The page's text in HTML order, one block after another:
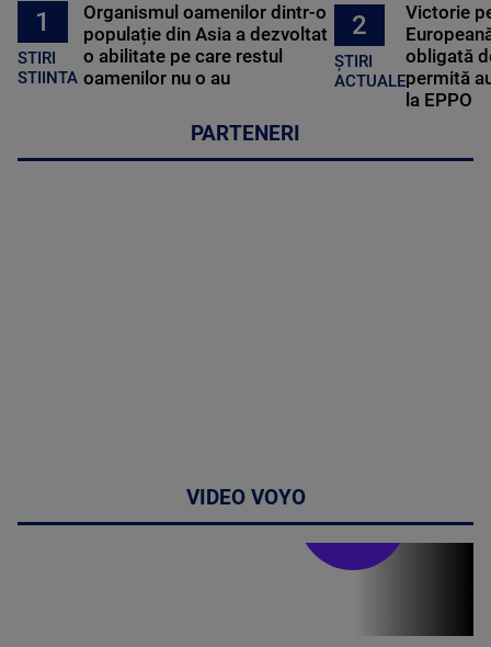
1
STIRI
STIINTA
Organismul oamenilor dintr-o
populație din Asia a dezvoltat
o abilitate pe care restul
oamenilor nu o au
2
ȘTIRI
ACTUALE
Victorie
obligată
permită
la EPPO
PARTENERI
VIDEO VOYO